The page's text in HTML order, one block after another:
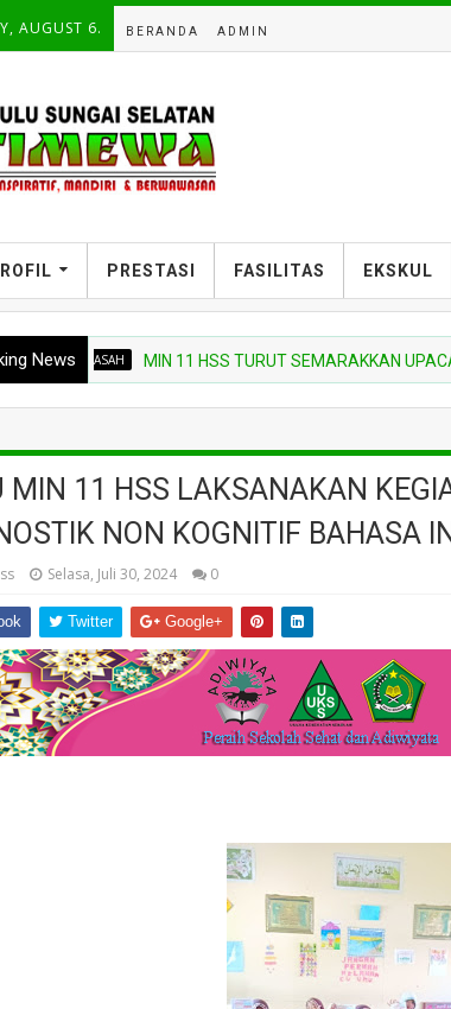
AUGUST 6. BERANDA ADMIN
PRESTASI FASILITAS EKSKUL
News
MADRASAH MIN 11 HSS TURUT SEMARAKKAN UPACARA
MIN 11 HSS LAKSANAKAN
NON KOGNITIF BAHASA
Selasa, Juli 30, 2024 0
Twitter Google+